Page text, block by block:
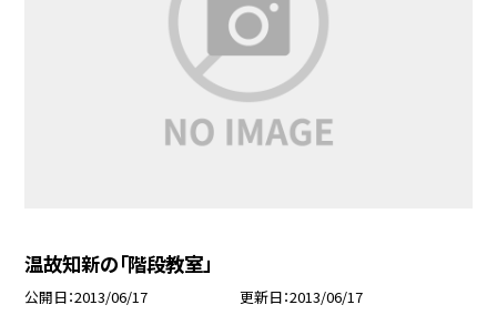
温故知新の「階段教室」
公開日 2013/06/17 更新日 2013/06/17